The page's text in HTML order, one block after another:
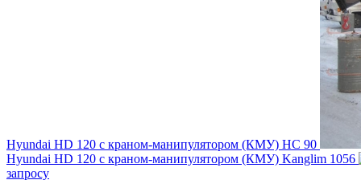
Hyundai HD 120 c краном-манипулятором (КМУ) HC 90
Hyundai HD 120 c краном-манипулятором (КМУ) Kanglim 1056
запросу